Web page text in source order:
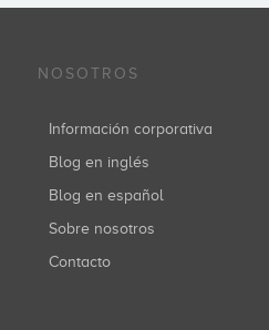
NOSOTROS
Información corporativa
Blog en inglés
Blog en español
Sobre nosotros
Contacto